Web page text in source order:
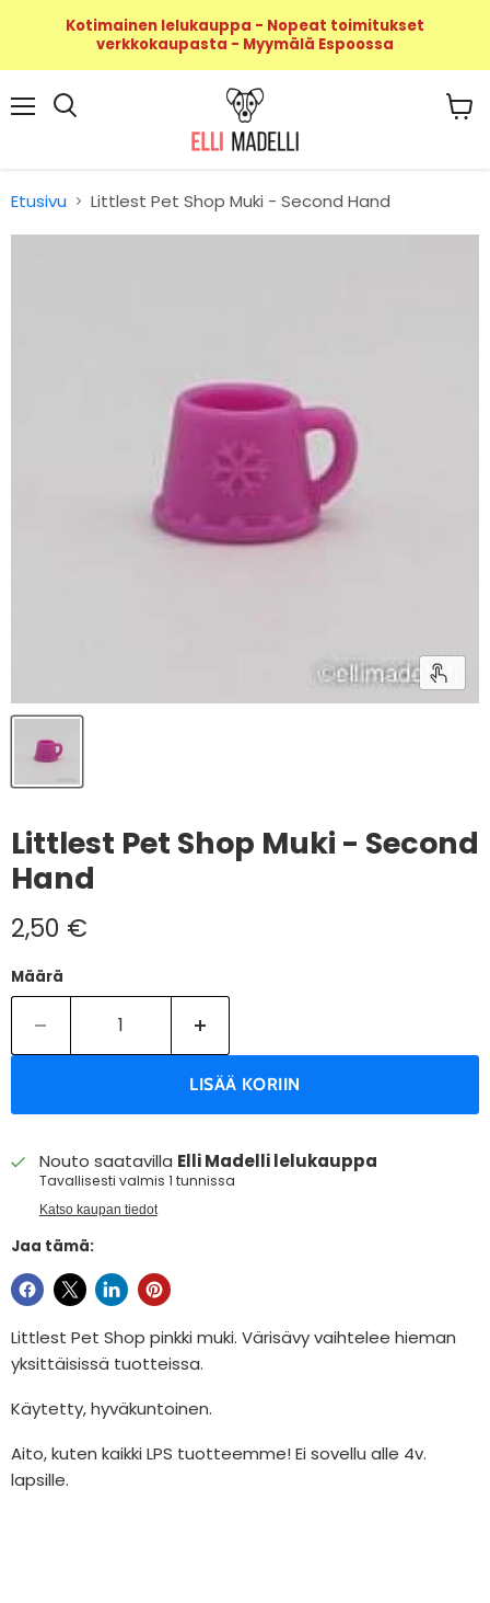
Kotimainen lelukauppa - Nopeat toimitukset
verkkokaupasta - Myymälä Espoossa
Etusivu Littlest Pet Shop Muki - Second Hand
Littlest Pet Shop Muki - Second
Hand
Nykyinen hinta
2,50 €
Määrä
LISÄÄ KORIIN
Nouto saatavilla Elli Madelli lelukauppa
Tavallisesti valmis 1 tunnissa
Katso kaupan tiedot
Jaa tämä:
Littlest Pet Shop pinkki muki. Värisävy vaihtelee hieman
yksittäisissä tuotteissa.
Käytetty, hyväkuntoinen.
Aito, kuten kaikki LPS tuotteemme! Ei sovellu alle 4v.
lapsille.